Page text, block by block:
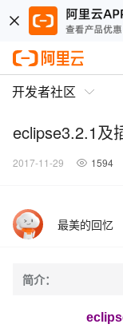
开发者社区
eclipse3.2.1及
2017-11-29 1594
最美的回忆
简介：